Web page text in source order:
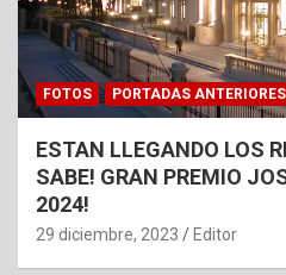
FOTOS PORTADAS ANTERIORES
ESTAN LLEGANDO LOS
SABE! GRAN PREMIO
2024!
29 diciembre, 2023 Editor